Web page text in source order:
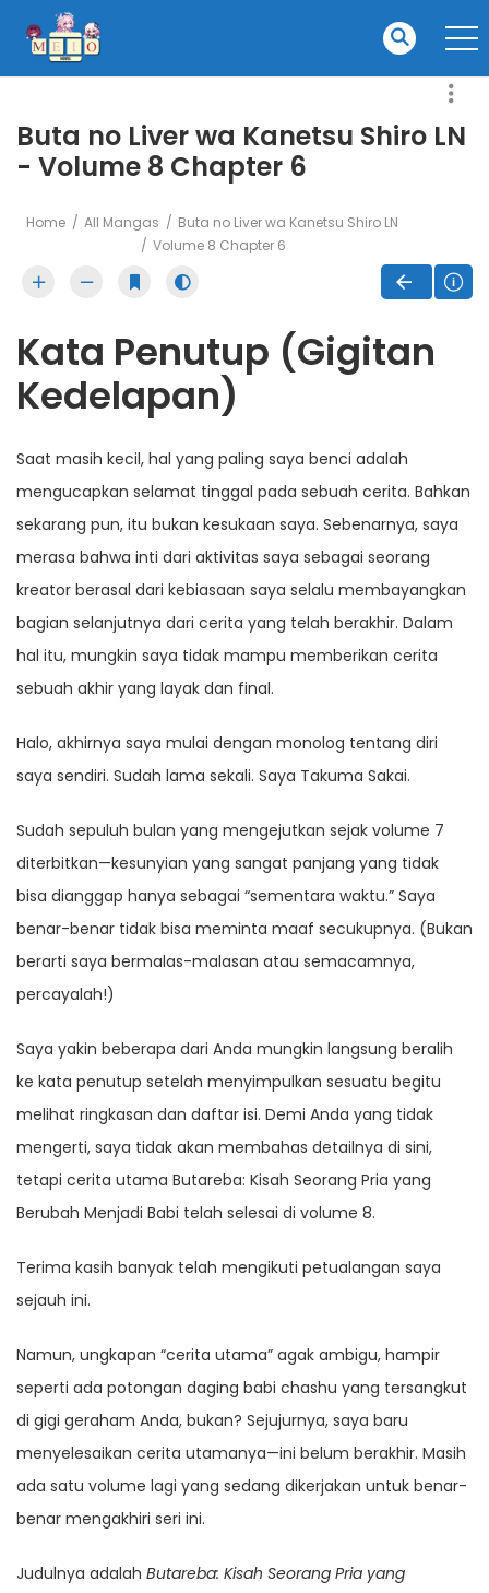
Buta no Liver wa Kanetsu Shiro LN
- Volume 8 Chapter 6
Home All Mangas
Buta no Liver wa Kanetsu Shiro LN
Volume 8 Chapter 6
Kata Penutup (Gigitan
Kedelapan)
Saat masih kecil, hal yang paling saya benci adalah
mengucapkan selamat tinggal pada sebuah cerita. Bahkan
sekarang pun, itu bukan kesukaan saya. Sebenarnya, saya
merasa bahwa inti dari aktivitas saya sebagai seorang
kreator berasal dari kebiasaan saya selalu membayangkan
bagian selanjutnya dari cerita yang telah berakhir. Dalam
hal itu, mungkin saya tidak mampu memberikan cerita
sebuah akhir yang layak dan final.
Halo, akhirnya saya mulai dengan monolog tentang diri
saya sendiri. Sudah lama sekali. Saya Takuma Sakai.
Sudah sepuluh bulan yang mengejutkan sejak volume 7
diterbitkan—kesunyian yang sangat panjang yang tidak
bisa dianggap hanya sebagai “sementara waktu.” Saya
benar-benar tidak bisa meminta maaf secukupnya. (Bukan
berarti saya bermalas-malasan atau semacamnya,
percayalah!)
Saya yakin beberapa dari Anda mungkin langsung beralih
ke kata penutup setelah menyimpulkan sesuatu begitu
melihat ringkasan dan daftar isi. Demi Anda yang tidak
mengerti, saya tidak akan membahas detailnya di sini,
tetapi cerita utama Butareba: Kisah Seorang Pria yang
Berubah Menjadi Babi telah selesai di volume 8.
Terima kasih banyak telah mengikuti petualangan saya
sejauh ini.
Namun, ungkapan “cerita utama” agak ambigu, hampir
seperti ada potongan daging babi chashu yang tersangkut
di gigi geraham Anda, bukan? Sejujurnya, saya baru
menyelesaikan cerita utamanya—ini belum berakhir. Masih
ada satu volume lagi yang sedang dikerjakan untuk benar-
benar mengakhiri seri ini.
Judulnya adalah Butareba: Kisah Seorang Pria yang